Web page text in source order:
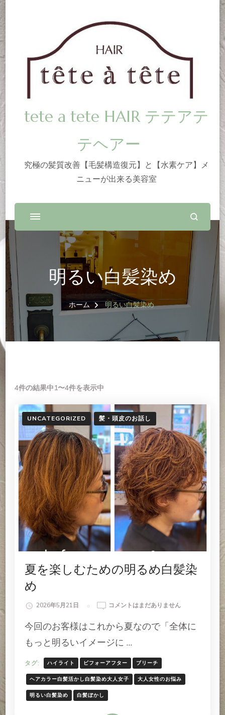
tete a tete HAIR テテアテ
テヘアー
究極の髪質改善【毛髪構造復元】と【水素ケア】メ
ニューが出来る美容室
明るい白髪染め
ホーム 明るい白髪染め
4件の結果中1〜4件を表示中
UNCATEGORIZED 髪・頭皮のお話し
夏を楽しむための明るめ白髪染
め
2026年5月21日
夏
楽
む
た
め
の
コメントはまだありません
今回のお客様はこれから夏なので「全体に
もっと明るいイメージに …
タグ: ハイライト ビフォーアフター ブリーチ
ヘアカラー白髪活かし白髪染め大人女子 大人女性のお悩み
明るい白髪染め 白髪ぼかし